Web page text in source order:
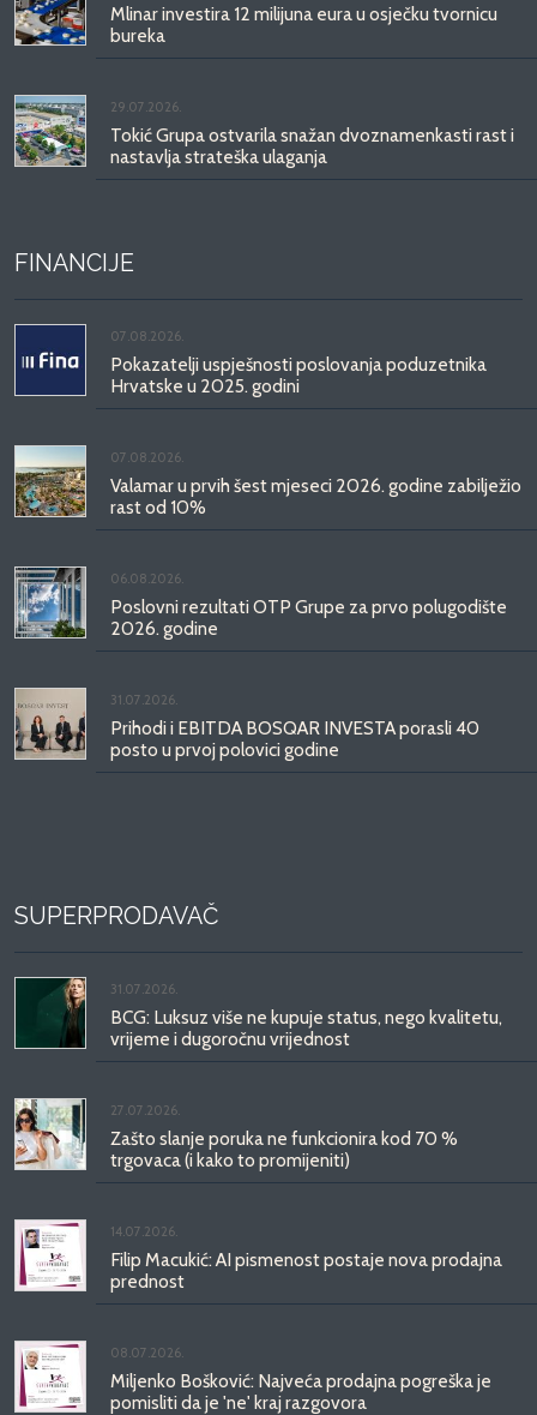
Mlinar investira 12 milijuna eura u osječku tvornicu
bureka
29.07.2026.
Tokić Grupa ostvarila snažan dvoznamenkasti rast i
nastavlja strateška ulaganja
FINANCIJE
07.08.2026.
Pokazatelji uspješnosti poslovanja poduzetnika
Hrvatske u 2025. godini
07.08.2026.
Valamar u prvih šest mjeseci 2026. godine zabilježio
rast od 10%
06.08.2026.
Poslovni rezultati OTP Grupe za prvo polugodište
2026. godine
31.07.2026.
Prihodi i EBITDA BOSQAR INVESTA porasli 40
posto u prvoj polovici godine
SUPERPRODAVAČ
31.07.2026.
BCG: Luksuz više ne kupuje status, nego kvalitetu,
vrijeme i dugoročnu vrijednost
27.07.2026.
Zašto slanje poruka ne funkcionira kod 70 %
trgovaca (i kako to promijeniti)
14.07.2026.
Filip Macukić: AI pismenost postaje nova prodajna
prednost
08.07.2026.
Miljenko Bošković: Najveća prodajna pogreška je
pomisliti da je 'ne' kraj razgovora